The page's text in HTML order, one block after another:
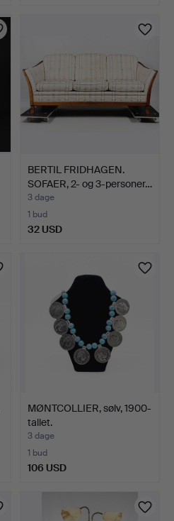
BERTIL FRIDHAGEN.
SOFAER, 2- og 3-personer…
3 dage
1 bud
32 USD
MØNTCOLLIER, sølv, 1900-
tallet.
3 dage
1 bud
106 USD